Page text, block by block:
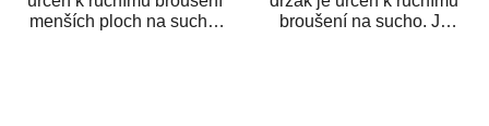
menších ploch na sucho.
broušení na sucho. Je